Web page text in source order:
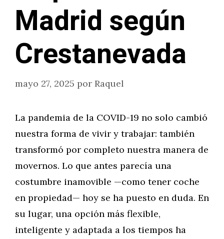
Madrid según
Crestanevada
mayo 27, 2025 por Raquel
La pandemia de la COVID-19 no solo cambió
nuestra forma de vivir y trabajar: también
transformó por completo nuestra manera de
movernos. Lo que antes parecía una
costumbre inamovible —como tener coche
en propiedad— hoy se ha puesto en duda. En
su lugar, una opción más flexible,
inteligente y adaptada a los tiempos ha